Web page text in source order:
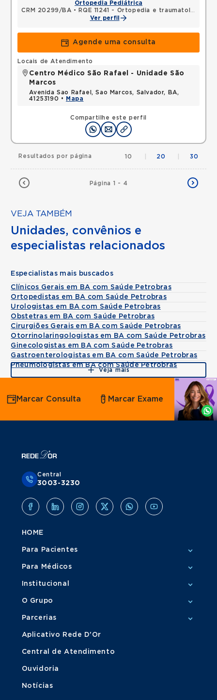
Ortopedia Pediátrica
CRM 20299/BA •
RQE 11241 - Ortopedia e traumatologia
Ver perfil
Agende uma consulta
Compartilhe este perfil
Locais de Atendimento
Centro Médico São Rafael - Unidade São
Marcos
Avenida Sao Rafael, Sao Marcos, Salvador, BA,
41253190 •
Mapa
Página 1 - 4
Resultados por página 10 20 30
VEJA TAMBÉM
Unidades, convênios e
especialistas relacionados
Especialistas mais buscados
Clínicos Gerais em BA com Saúde Petrobras
Ortopedistas em BA com Saúde Petrobras
Urologistas em BA com Saúde Petrobras
Obstetras em BA com Saúde Petrobras
Cirurgiões Gerais em BA com Saúde Petrobras
Otorrinolaringologistas em BA com Saúde Petrobras
Ginecologistas em BA com Saúde Petrobras
Gastroenterologistas em BA com Saúde Petrobras
Pneumologistas em BA com Saúde Petrobras
Veja mais
Agende
por
Whatsapp
Marcar Consulta Marcar Exame
Central
3003-3230
HOME
Para Pacientes
Para Médicos
Institucional
O Grupo
Parcerias
Aplicativo Rede D'Or
Central de Atendimento
Ouvidoria
Notícias